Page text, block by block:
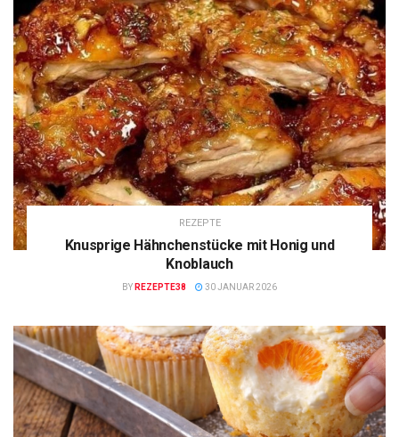
REZEPTE
Knusprige Hähnchenstücke mit Honig und
Knoblauch
BY REZEPTE38 30 JANUAR 2026